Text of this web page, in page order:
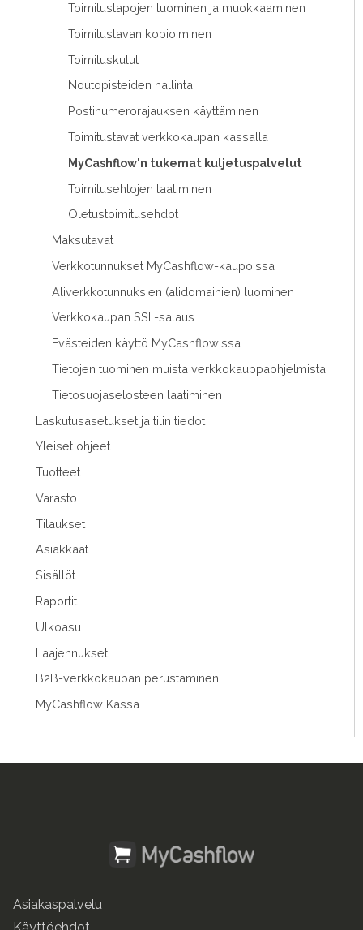
Toimitustapojen luominen ja muokkaaminen
Toimitustavan kopioiminen
Toimituskulut
Noutopisteiden hallinta
Postinumerorajauksen käyttäminen
Toimitustavat verkkokaupan kassalla
MyCashflow'n tukemat kuljetuspalvelut
Toimitusehtojen laatiminen
Oletustoimitusehdot
Maksutavat
Verkkotunnukset MyCashflow-kaupoissa
Aliverkkotunnuksien (alidomainien) luominen
Verkkokaupan SSL-salaus
Evästeiden käyttö MyCashflow'ssa
Tietojen tuominen muista verkkokauppaohjelmista
Tietosuojaselosteen laatiminen
Laskutusasetukset ja tilin tiedot
Yleiset ohjeet
Tuotteet
Varasto
Tilaukset
Asiakkaat
Sisällöt
Raportit
Ulkoasu
Laajennukset
B2B-verkkokaupan perustaminen
MyCashflow Kassa
Asiakaspalvelu